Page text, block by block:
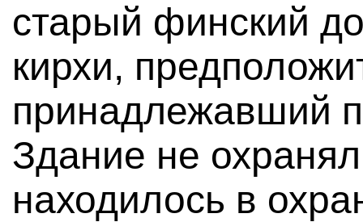
старый финский
кирхи,
принадлежавший
Здание не
находилось в